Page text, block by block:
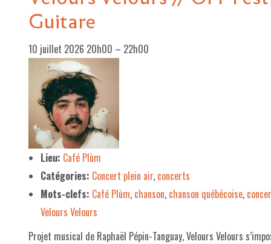
NOUS SOUTENIR
LE PROGRAMME
DÉTAIL DES ÉVÉNEMENTS
LA SAISON CULTURELLE
AMI·ES ARTISTES
LE PROJET DE TERRITOIRE
LE CAFÉ/RESTO
LES FORMULES
LA CARTE
Guitare
10 juillet 2026 20h00 – 22h00
Lieu: Café Plùm
Catégories: Concert plein air, concerts
Mots-clefs: Café Plùm, chanson, chanson québécoise,
Velours Velours
Projet musical de Raphaël Pépin-Tanguay, Velours Velours